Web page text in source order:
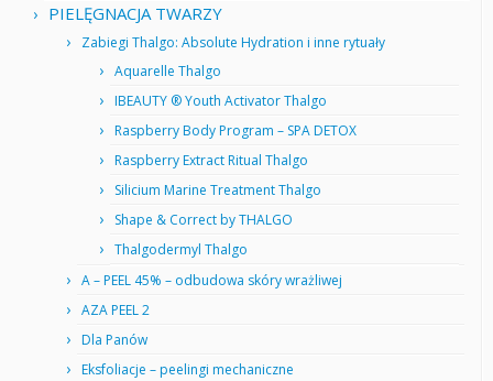
PIELĘGNACJA TWARZY
Zabiegi Thalgo: Absolute Hydration i inne rytuały
Aquarelle Thalgo
IBEAUTY ® Youth Activator Thalgo
Raspberry Body Program – SPA DETOX
Raspberry Extract Ritual Thalgo
Silicium Marine Treatment Thalgo
Shape & Correct by THALGO
Thalgodermyl Thalgo
A – PEEL 45% – odbudowa skóry wrażliwej
AZA PEEL 2
Dla Panów
Eksfoliacje – peelingi mechaniczne